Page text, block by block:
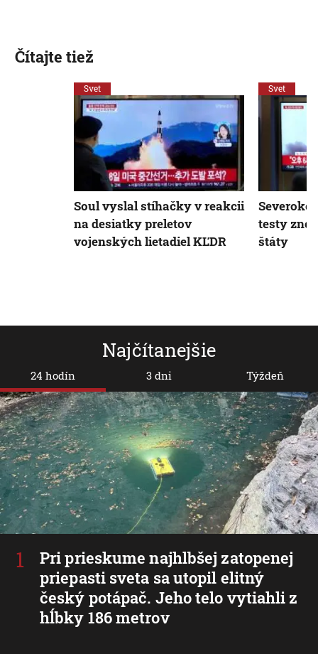
Najčítanejšie
24 hodín
Pri prieskume najhlbšej zatopenej
priepasti sveta sa utopil elitný
český potápač. Jeho telo vytiahli z
hĺbky 186 metrov
3 dni Týždeň
Čítajte tiež
Svet
Soul vyslal stíhačky v reakcii
na desiatky preletov
vojenských lietadiel KĽDR
Svet
testy
štáty